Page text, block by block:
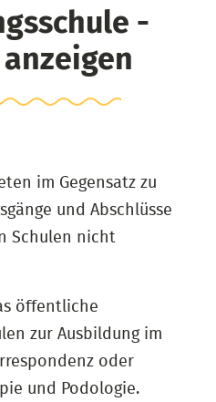
-
im Gegensatz zu
und Abschlüsse
Schulen nicht
öffentliche
zur Ausbildung im
oder
und Podologie.